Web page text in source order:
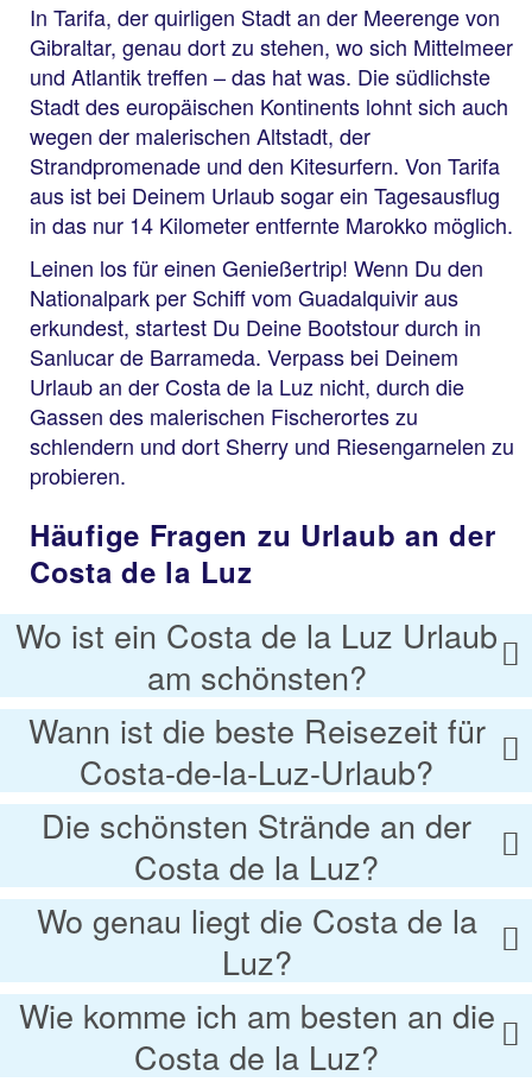
In Tarifa, der quirligen Stadt an der Meerenge von
Gibraltar, genau dort zu stehen, wo sich Mittelmeer
und Atlantik treffen – das hat was. Die südlichste
Stadt des europäischen Kontinents lohnt sich auch
wegen der malerischen Altstadt, der
Strandpromenade und den Kitesurfern. Von Tarifa
aus ist bei Deinem Urlaub sogar ein Tagesausflug
in das nur 14 Kilometer entfernte Marokko möglich.
Leinen los für einen Genießertrip! Wenn Du den
Nationalpark per Schiff vom Guadalquivir aus
erkundest, startest Du Deine Bootstour durch in
Sanlucar de Barrameda. Verpass bei Deinem
Urlaub an der Costa de la Luz nicht, durch die
Gassen des malerischen Fischerortes zu
schlendern und dort Sherry und Riesengarnelen zu
probieren.
Häufige Fragen zu Urlaub an der
Costa de la Luz
Wo ist ein Costa de la Luz Urlaub
am schönsten?
Wann ist die beste Reisezeit für
Costa-de-la-Luz-Urlaub?
Die schönsten Strände an der
Costa de la Luz?
Wo genau liegt die Costa de la
Luz?
Wie komme ich am besten an die
Costa de la Luz?